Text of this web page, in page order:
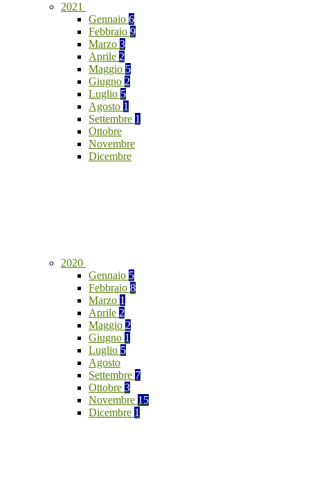
2021
Gennaio 6
Febbraio 9
Marzo 3
Aprile 2
Maggio 5
Giugno 2
Luglio 5
Agosto 1
Settembre 1
Ottobre
Novembre
Dicembre
2020
Gennaio 5
Febbraio 8
Marzo 1
Aprile 2
Maggio 2
Giugno 1
Luglio 5
Agosto
Settembre 7
Ottobre 3
Novembre 15
Dicembre 1